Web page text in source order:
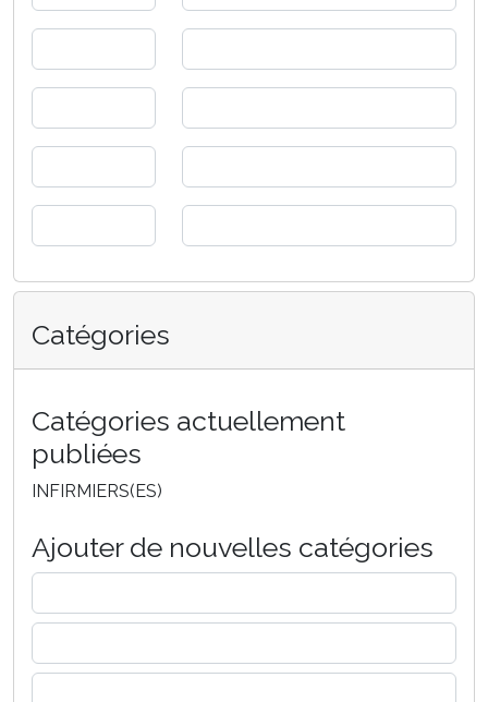
Catégories
Catégories actuellement
publiées
INFIRMIERS(ES)
Ajouter de nouvelles catégories